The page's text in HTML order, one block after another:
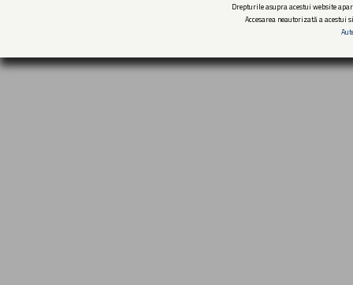
Drepturile asupra acestui website
Accesarea neautorizată a acestui